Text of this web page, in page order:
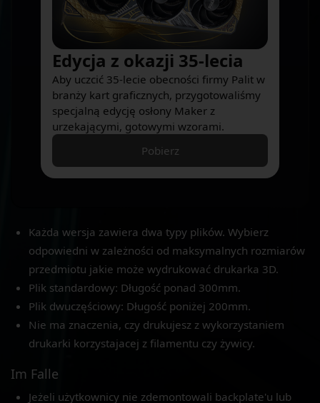
Edycja z okazji 35-lecia
Aby uczcić 35-lecie obecności firmy Palit w
branży kart graficznych, przygotowaliśmy
specjalną edycję osłony Maker z
urzekającymi, gotowymi wzorami.
Pobierz
Każda wersja zawiera dwa typy plików. Wybierz
odpowiedni w zależności od maksymalnych rozmiarów
przedmiotu jakie może wydrukować drukarka 3D.
Plik standardowy: Długość ponad 300mm.
Plik dwuczęściowy: Długość poniżej 200mm.
Nie ma znaczenia, czy drukujesz z wykorzystaniem
drukarki korzystajacej z filamentu czy żywicy.
Im Falle
Jeżeli użytkownicy nie zdemontowali backplate'u lub